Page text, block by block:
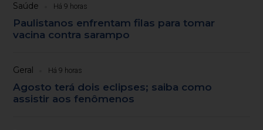
Saúde Há 9 horas
Paulistanos enfrentam filas para tomar
vacina contra sarampo
Geral Há 9 horas
Agosto terá dois eclipses; saiba como
assistir aos fenômenos